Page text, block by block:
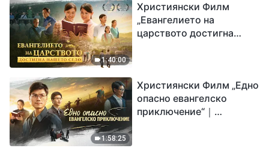
1:40:00
Християнски Филм
„Евангелието на
царството достигна
1:58:25
Християнски Филм „Едно
опасно евангелско
приключение“｜